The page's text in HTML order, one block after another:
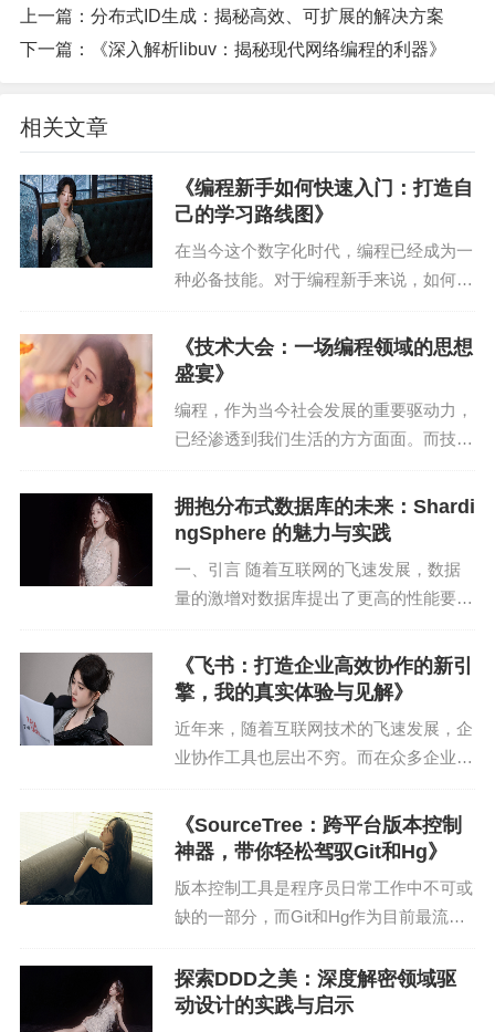
以满足他们的个性化需求。
三、未来移动端UI设计的趋势
1. 跨平台兼容性
随着移动端设备的多样化，用户需要在不同平台间
切换使用。因此，未来移动端UI设计将更加注重跨
平台兼容性。设计师需要关注不同平台的规范和限
制，确保设计的适配性。
人工智能技术将为移动端UI设计带来革命性的变
革。通过AI算法，设计师可以实现对用户数据的深
入挖掘和分析，从而提供更加精准的个性化推荐。
3. 触觉反馈技术
泛。通过振动、触摸、压力等反馈，提升用户的操
作体验。例如，在滑动屏幕时，手机可以发出轻微
的振动，为用户提供直观的反馈。
4. VR/AR技术应用
随着VR（虚拟现实）/AR（增强现实）技术的发
展，移动端UI设计将融合更多的虚拟元素。设计师
可以通过VR/AR技术，为用户提供沉浸式的视觉体
验，实现与现实世界的互动。
5. 无障碍设计
上一篇： 分布式ID生成：揭秘高效、可扩展的解决方案
下一篇：
《深入解析libuv：揭秘现代网络编程的利器》
相关文章
《编程新手如何快速入门：打造自
己的学习路线图》
在当今这个数字化时代，编程已经成为一
种必备技能。对于编程新手来说，如何快
了他们面临的最大挑战。本文将从实际经
验出发，为大家详细解析如何打造自己的
《技术大会：一场编程领域的思想
盛宴》
编程，作为当今社会发展的重要驱动力，
已经渗透到我们生活的方方面面。而技术
聚了行业内的精英，更是分享最新技术成
果、交流心得体会的重要平台。在这篇文
拥抱分布式数据库的未来：Shardi
ngSphere 的魅力与实践
一、引言 随着互联网的飞速发展，数据
量的激增对数据库提出了更高的性能要
运而生。ShardingSphere 作为一款开源
的分布式数据库中间件，以其高性能、易
《飞书：打造企业高效协作的新引
擎，我的真实体验与见解》
近年来，随着互联网技术的飞速发展，企
业协作工具也层出不穷。而在众多企业协
富的功能和高效的操作体验脱颖而出，成
为企业数字化转型的热门选择。作为一名
《SourceTree：跨平台版本控制
神器，带你轻松驾驭Git和Hg》
版本控制工具是程序员日常工作中不可或
缺的一部分，而Git和Hg作为目前最流行
爱。在众多版本控制客户端中，SourceTr
ee凭借其简洁易用、功能强大的特点，成
探索DDD之美：深度解密领域驱
动设计的实践与启示